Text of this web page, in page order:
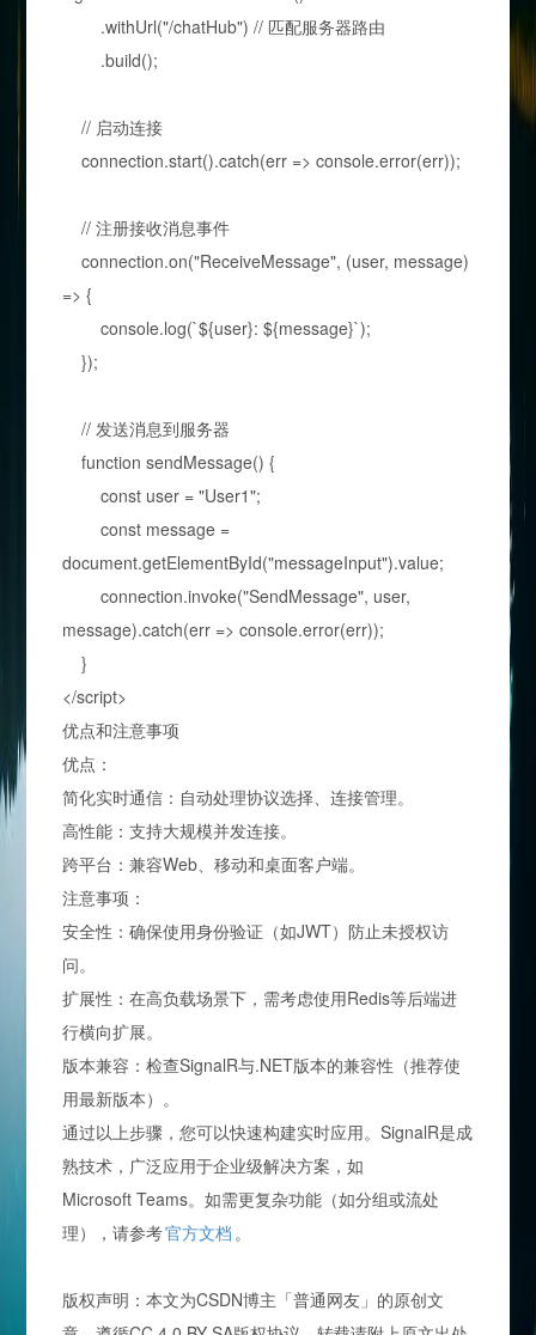
.withUrl("/chatHub") // 匹配服务器路由
.build();
// 启动连接
connection.start().catch(err => console.error(err));
// 注册接收消息事件
connection.on("ReceiveMessage", (user, message)
=> {
console.log(`${user}: ${message}`);
});
// 发送消息到服务器
function sendMessage() {
const user = "User1";
const message =
document.getElementById("messageInput").value;
connection.invoke("SendMessage", user,
message).catch(err => console.error(err));
}
</script>
优点和注意事项
优点：
简化实时通信：自动处理协议选择、连接管理。
高性能：支持大规模并发连接。
跨平台：兼容Web、移动和桌面客户端。
注意事项：
安全性：确保使用身份验证（如JWT）防止未授权访
问。
扩展性：在高负载场景下，需考虑使用Redis等后端进
行横向扩展。
版本兼容：检查SignalR与.NET版本的兼容性（推荐使
用最新版本）。
通过以上步骤，您可以快速构建实时应用。SignalR是成
熟技术，广泛应用于企业级解决方案，如
Microsoft Teams。如需更复杂功能（如分组或流处
理），请参考官方文档 。
版权声明：本文为CSDN博主「普通网友」的原创文